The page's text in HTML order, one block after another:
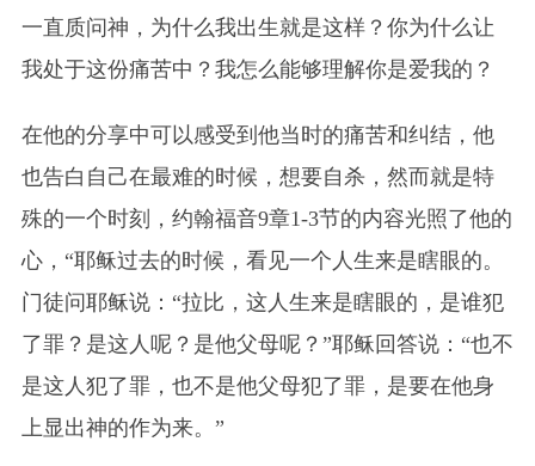
一直质问神，为什么我出生就是这样？你为什么让
我处于这份痛苦中？我怎么能够理解你是爱我的？
在他的分享中可以感受到他当时的痛苦和纠结，他
也告白自己在最难的时候，想要自杀，然而就是特
殊的一个时刻，约翰福音9章1-3节的内容光照了他的
心，“耶稣过去的时候，看见一个人生来是瞎眼的。
门徒问耶稣说：“拉比，这人生来是瞎眼的，是谁犯
了罪？是这人呢？是他父母呢？”耶稣回答说：“也不
是这人犯了罪，也不是他父母犯了罪，是要在他身
上显出神的作为来。”